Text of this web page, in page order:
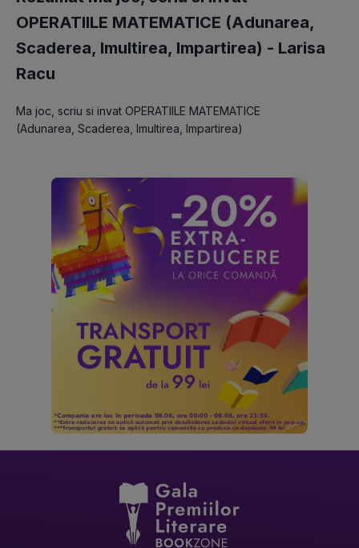
OPERATIILE MATEMATICE (Adunarea,
Scaderea, Imultirea, Impartirea) - Larisa
Racu
Ma joc, scriu si invat OPERATIILE MATEMATICE
(Adunarea, Scaderea, Imultirea, Impartirea)